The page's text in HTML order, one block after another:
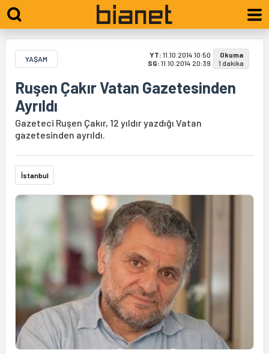
YAŞAM YT: 11.10.2014 10:50
SG: 11.10.2014 20:39
Okuma
1 dakika
Ruşen Çakır Vatan Gazetesinden
Ayrıldı
Gazeteci Ruşen Çakır, 12 yıldır yazdığı Vatan
gazetesinden ayrıldı.
İstanbul